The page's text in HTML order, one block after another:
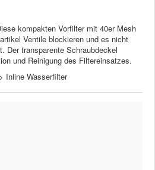
kompakten Vorfilter mit 40er Mesh
Ventile blockieren und es nicht
Der transparente Schraubdeckel
und Reinigung des Filtereinsatzes.
Inline Wasserfilter